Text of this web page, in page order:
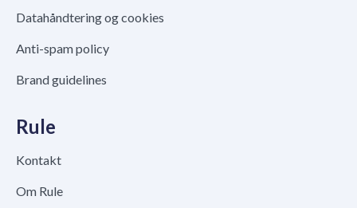
Datahåndtering og cookies
Anti-spam policy
Brand guidelines
Rule
Kontakt
Om Rule